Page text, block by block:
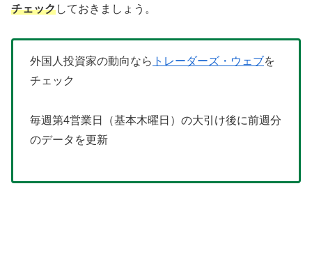
チェックしておきましょう。
外国人投資家の動向なら トレーダーズ・ウェブを
チェック
毎週第4営業日（基本木曜日）の大引け後に前週分
のデータを更新